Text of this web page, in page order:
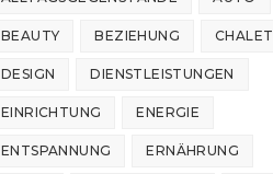
BEAUTY BEZIEHUNG CHALET
DESIGN DIENSTLEISTUNGEN
EINRICHTUNG ENERGIE
ENTSPANNUNG ERNÄHRUNG